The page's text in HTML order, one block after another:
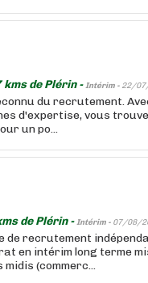
kms de Plérin -Intérim - 22/
du recrutement.
d'expertise, vous
un po...
de Plérin -Intérim - 07/08/
de recrutement
en intérim long terme
(commerc...